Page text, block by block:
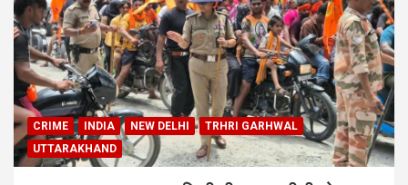
CRIME INDIA NEW DELHI
TRHRI GARHWAL
UTTARAKHAND